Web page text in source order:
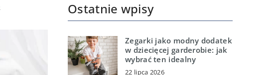
Ostatnie wpisy
Zegarki jako modny dodatek
w dziecięcej garderobie: jak
wybrać ten idealny
22 lipca 2026